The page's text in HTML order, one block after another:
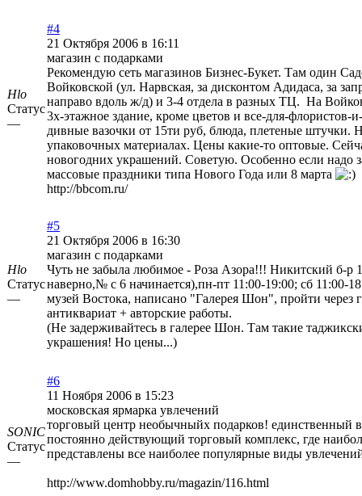
Hlo
Статус
—
#4
21 Октября 2006 в 16:11
магазин с подарками
Рекомендую сеть магазинов Бизнес-Букет. Там один
Войковской (ул. Нарвская, за дисконтом Адидаса, за
направо вдоль ж/д) и 3-4 отдела в разных ТЦ. На
3х-этажное здание, кроме цветов и все-для-флористов-
дивные вазочки от 15ти руб, блюда, плетеные штучки.
упаковочных материалах. Цены какие-то оптовые.
новогодних украшений. Советую. Особенно если надо
массовые праздники типа Нового Года или 8 марта
http://bbcom.ru/
Hlo
Статус
—
#5
21 Октября 2006 в 16:30
магазин с подарками
Чуть не забыла любимое - Роза Азора!!! Никитский б-р
наверно,№ с 6 начинается),пн-пт 11:00-19:00; сб 11:00-
музей Востока, написано "Галерея Шон", пройти
антиквариат + авторские работы.
(Не задерживайтесь в галерее Шон. Там такие
украшения! Но цены...)
SONIC
Статус
—
#6
11 Ноября 2006 в 15:23
московская ярмарка увлечений
торговый центр необычныйх подарков! единственный
постоянно действующий торговый комплекс, где
представлены все наиболее популярные виды
http://www.domhobby.ru/magazin/116.html